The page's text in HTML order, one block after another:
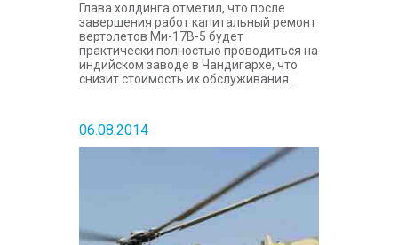
Глава холдинга отметил, что после
завершения работ капитальный ремонт
вертолетов Ми-17В-5 будет
практически полностью проводиться на
индийском заводе в Чандигархе, что
снизит стоимость их обслуживания...
06.08.2014